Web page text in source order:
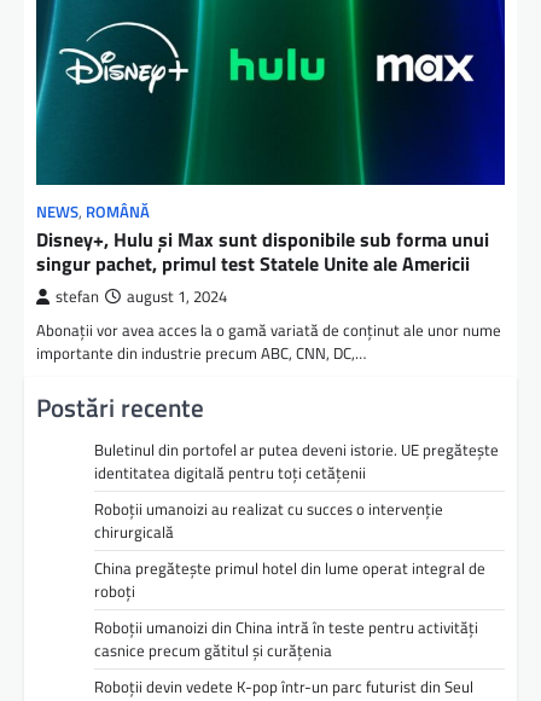
NEWS, ROMÂNĂ
Disney+, Hulu şi Max sunt disponibile sub forma unui
singur pachet, primul test Statele Unite ale Americii
stefan august 1, 2024
Abonaţii vor avea acces la o gamă variată de conţinut ale unor nume
importante din industrie precum ABC, CNN, DC,…
Postări recente
Buletinul din portofel ar putea deveni istorie. UE pregătește
identitatea digitală pentru toți cetățenii
Roboții umanoizi au realizat cu succes o intervenție
chirurgicală
China pregătește primul hotel din lume operat integral de
roboți
Roboții umanoizi din China intră în teste pentru activități
casnice precum gătitul și curățenia
Roboții devin vedete K-pop într-un parc futurist din Seul